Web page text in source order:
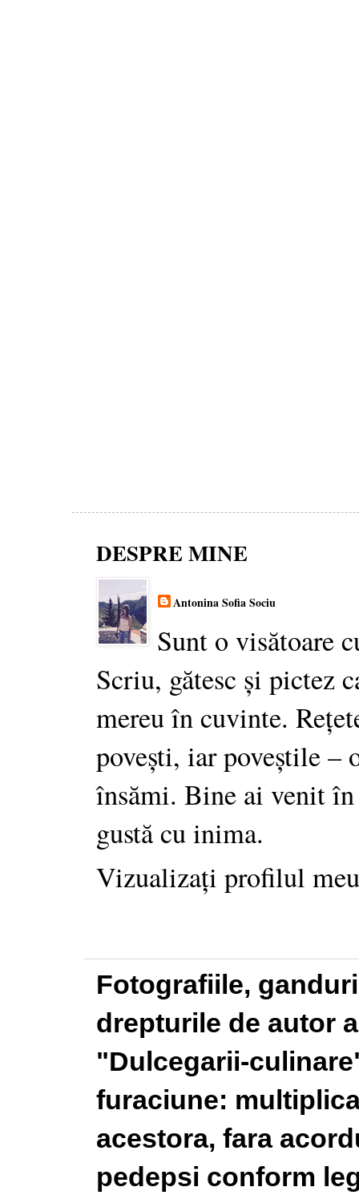
DESPRE MINE
Antonina Sofia Sociu
Sunt o visătoare
Scriu, gătesc și pictez
mereu în cuvinte.
povești, iar poveștile –
însămi. Bine ai venit
gustă cu inima.
Vizualizați profilul
Fotografiile,
drepturile de autor
"Dulcegarii-
furaciune:
acestora, fara
pedepsi conform